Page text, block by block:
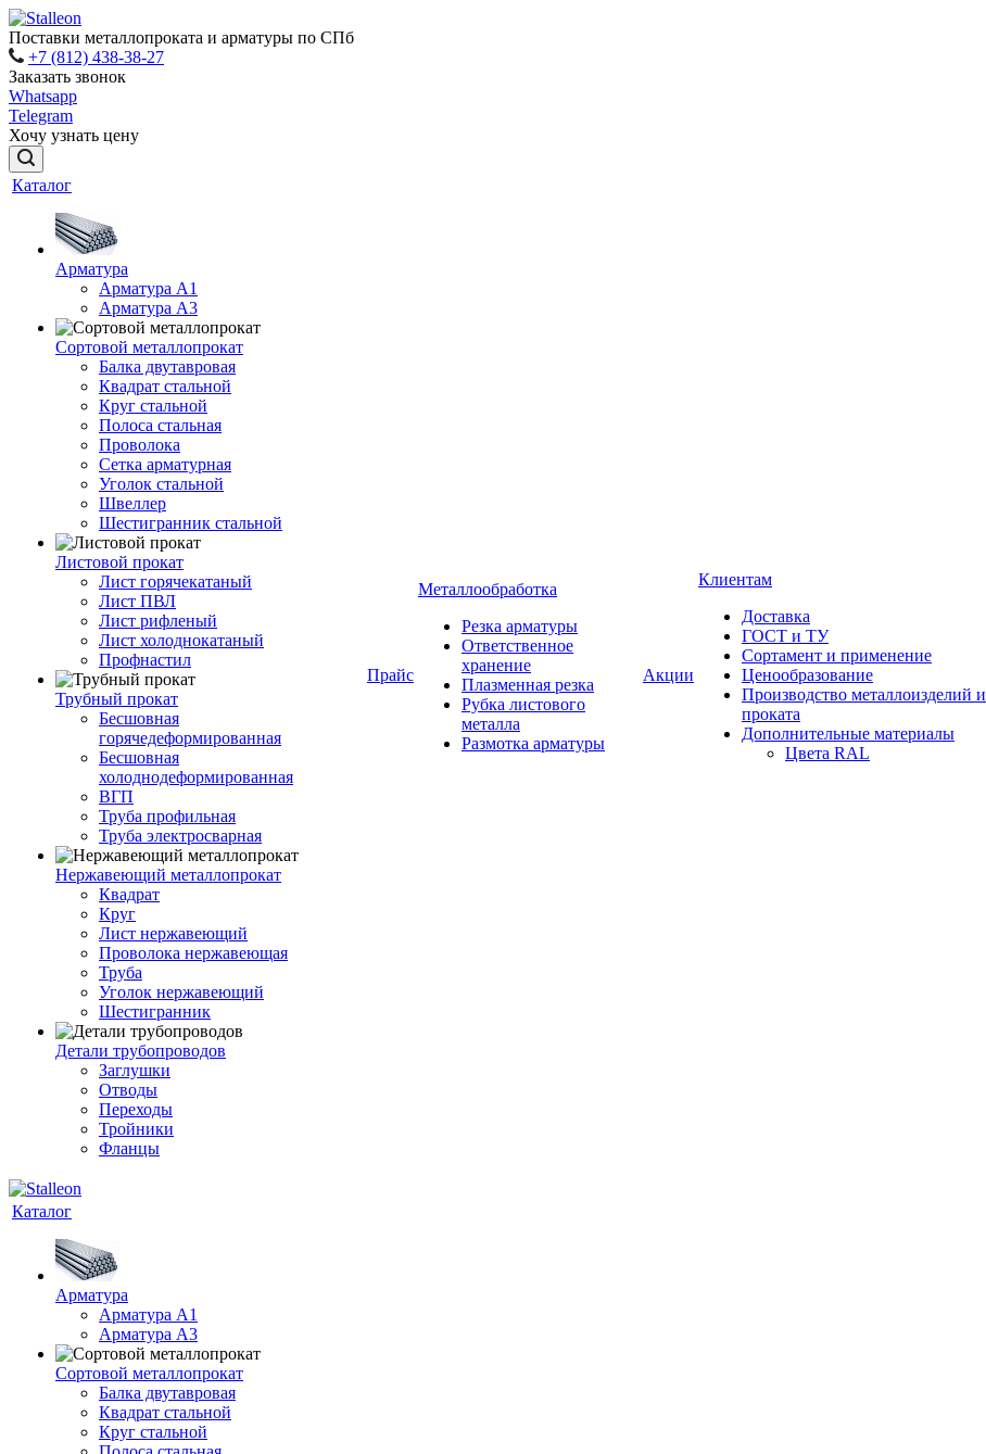
Поставки металлопроката и арматуры по СПб
+7 (812) 438-38-27
Заказать звонок
Whatsapp
Telegram
Хочу узнать цену
Каталог
Арматура
Арматура A1
Арматура А3
Сортовой металлопрокат
Балка двутавровая
Квадрат стальной
Круг стальной
Полоса стальная
Проволока
Сетка арматурная
Уголок стальной
Швеллер
Шестигранник стальной
Листовой прокат
Лист горячекатаный
Лист ПВЛ
Лист рифленый
Лист холоднокатаный
Профнастил
Трубный прокат
Бесшовная
горячедеформированная
Бесшовная
холоднодеформированная
ВГП
Труба профильная
Труба электросварная
Нержавеющий металлопрокат
Квадрат
Круг
Лист нержавеющий
Проволока нержавеющая
Труба
Уголок нержавеющий
Шестигранник
Детали трубопроводов
Заглушки
Отводы
Переходы
Тройники
Фланцы
Прайс
Металлообработка
Резка арматуры
Ответственное
хранение
Плазменная резка
Рубка листового
металла
Размотка арматуры
Акции
Клиентам
Доставка
ГОСТ и ТУ
Сортамент и применение
Ценообразование
Производство металлоизделий и
проката
Дополнительные материалы
Цвета RAL
Каталог
Арматура
Арматура A1
Арматура А3
Сортовой металлопрокат
Балка двутавровая
Квадрат стальной
Круг стальной